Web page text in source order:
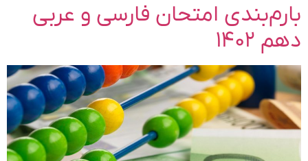
بارم‌بندی امتحان فارسی و عربی
دهم ۱۴۰۲